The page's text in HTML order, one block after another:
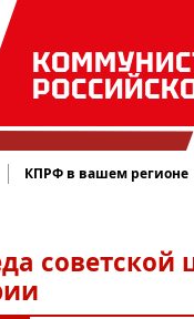
КПРФ в вашем регионе